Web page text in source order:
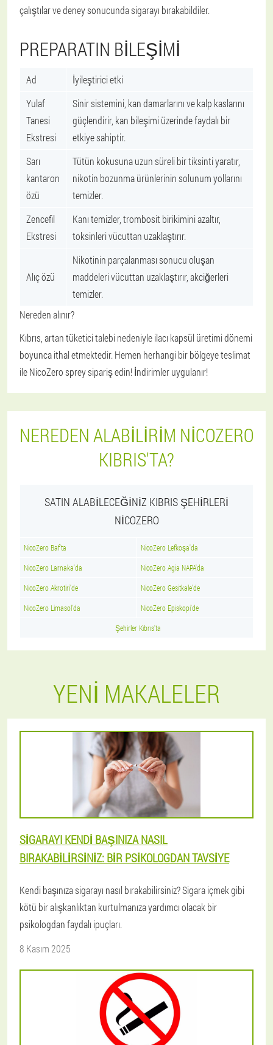
çalıştılar ve deney sonucunda sigarayı bırakabildiler.
PREPARATIN BILEŞIMI
Ad
İyileştirici etki
Yulaf
Tanesi
Ekstresi
Sinir sistemini, kan damarlarını ve kalp kaslarını
güçlendirir, kan bileşimi üzerinde faydalı bir
etkiye sahiptir.
Sarı
kantaron
özü
Tütün kokusuna uzun süreli bir tiksinti yaratır,
nikotin bozunma ürünlerinin solunum yollarını
temizler.
Zencefil
Ekstresi
Kanı temizler, trombosit birikimini azaltır,
toksinleri vücuttan uzaklaştırır.
Alıç özü
Nikotinin parçalanması sonucu oluşan
maddeleri vücuttan uzaklaştırır, akciğerleri
temizler.
Nereden alınır?
Kıbrıs, artan tüketici talebi nedeniyle ilacı kapsül üretimi dönemi
boyunca ithal etmektedir. Hemen herhangi bir bölgeye teslimat
ile NicoZero sprey sipariş edin! İndirimler uygulanır!
NEREDEN ALABILIRIM NICOZERO
KIBRIS'TA?
SATIN ALABILECEĞINIZ KIBRIS ŞEHIRLERI
NICOZERO
NicoZero Baf'ta NicoZero Lefkoşa'da
NicoZero Larnaka'da NicoZero Agia NAPA'da
NicoZero Akrotiri'de NicoZero Gesitkale'de
NicoZero Limasol'da NicoZero Episkopi'de
Şehirler Kıbrıs'ta
YENI MAKALELER
SIGARAYI KENDI BAŞINIZA NASIL
BIRAKABILIRSINIZ: BIR PSIKOLOGDAN TAVSIYE
Kendi başınıza sigarayı nasıl bırakabilirsiniz? Sigara içmek gibi
kötü bir alışkanlıktan kurtulmanıza yardımcı olacak bir
psikologdan faydalı ipuçları.
8 Kasım 2025